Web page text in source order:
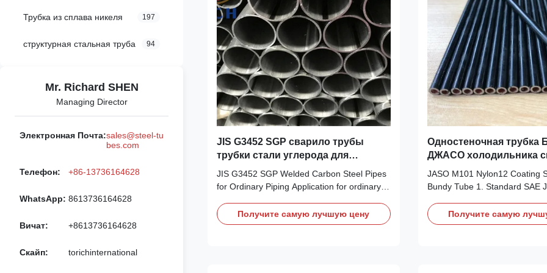
Трубка из сплава никеля 197
структурная стальная труба 94
Mr. Richard SHEN
Managing Director
Электронная Почта:sales@steel-tu
bes.com
Телефон: +86-13736164628
WhatsApp: 8613736164628
Вичат: +8613736164628
Скайп: torichinternational
JIS G3452 SGP сварило трубы
трубки стали углерода для
обычного тубопровода
JIS G3452 SGP Welded Carbon Steel Pipes
for Ordinary Piping Application for ordinary
0.5-50mm Length: 12mmax Grade: SGP
Standard: JISG3452 Black pipe: without zinc
Получите самую лучшую цену
Одностеночная трубка
ДЖАСО холодильника
М101 стальная
JASO M101 Nylon12 Coating
Bundy Tube 1. Standard SAE
drawn tubes from hydraulic
power systems ASTM A254
Получите самую